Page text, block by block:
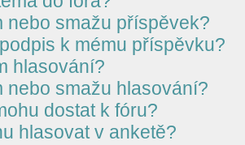
nebo smažu příspěvek?
k mému příspěvku?
hlasování?
nebo smažu hlasování?
dostat k fóru?
hlasovat v anketě?